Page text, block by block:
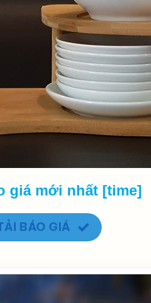
giá mới nhất [time]
BÁO GIÁ